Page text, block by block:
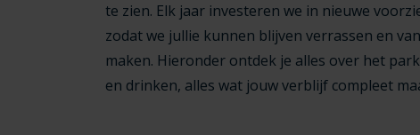
te zien. Elk jaar investeren we in nieuwe
zodat we jullie kunnen blijven verrassen en
maken. Hieronder ontdek je alles over het
en drinken, alles wat jouw verblijf compleet